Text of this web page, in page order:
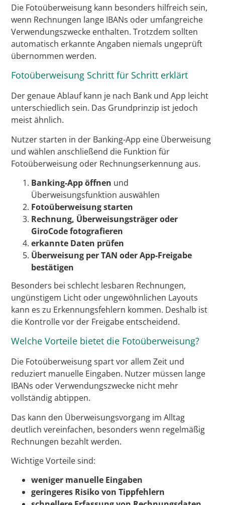
Die Fotoüberweisung kann besonders hilfreich sein,
wenn Rechnungen lange IBANs oder umfangreiche
Verwendungszwecke enthalten. Trotzdem sollten
automatisch erkannte Angaben niemals ungeprüft
übernommen werden.
Fotoüberweisung Schritt für Schritt erklärt
Der genaue Ablauf kann je nach Bank und App leicht
unterschiedlich sein. Das Grundprinzip ist jedoch
meist ähnlich.
Nutzer starten in der Banking-App eine Überweisung
und wählen anschließend die Funktion für
Fotoüberweisung oder Rechnungserkennung aus.
Banking-App öffnen und
Überweisungsfunktion auswählen
Fotoüberweisung starten
Rechnung, Überweisungsträger oder
GiroCode fotografieren
erkannte Daten prüfen
Überweisung per TAN oder App-Freigabe
bestätigen
Besonders bei schlecht lesbaren Rechnungen,
ungünstigem Licht oder ungewöhnlichen Layouts
kann es zu Erkennungsfehlern kommen. Deshalb ist
die Kontrolle vor der Freigabe entscheidend.
Welche Vorteile bietet die Fotoüberweisung?
Die Fotoüberweisung spart vor allem Zeit und
reduziert manuelle Eingaben. Nutzer müssen lange
IBANs oder Verwendungszwecke nicht mehr
vollständig abtippen.
Das kann den Überweisungsvorgang im Alltag
deutlich vereinfachen, besonders wenn regelmäßig
Rechnungen bezahlt werden.
Wichtige Vorteile sind:
weniger manuelle Eingaben
geringeres Risiko von Tippfehlern